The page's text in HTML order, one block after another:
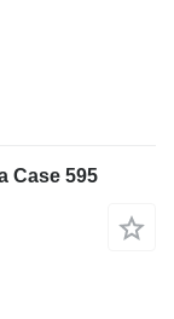
Case 595